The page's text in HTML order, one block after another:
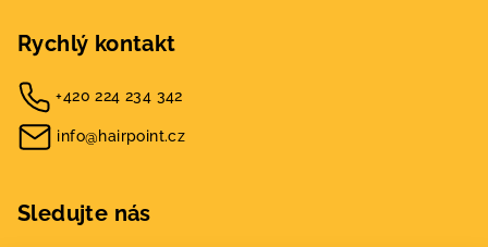
Rychlý kontakt
+420 224 234 342
info@hairpoint.cz
Sledujte nás